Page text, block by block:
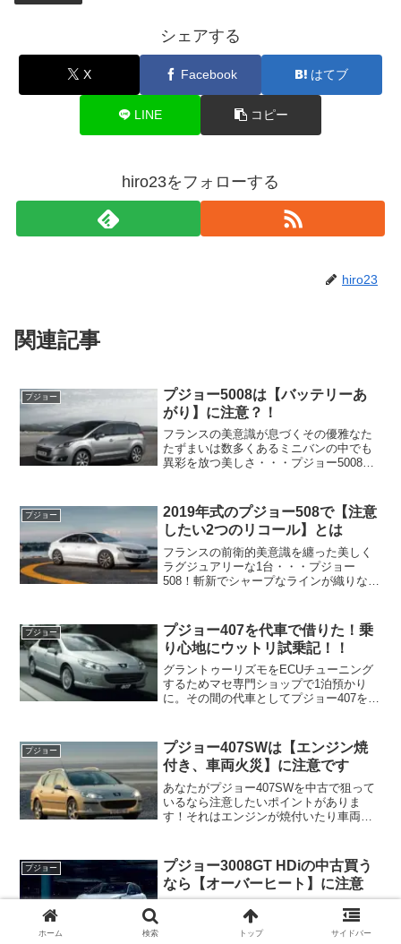
シェアする
X Facebook はてブ
LINE コピー
hiro23をフォローする
hiro23
関連記事
プジョー
プジョー5008は【バッテリーあ
がり】に注意？！
フランスの美意識が息づくその優雅なた
たずまいは数多くあるミニバンの中でも
異彩を放つ美しさ・・・プジョー5008！
ー5008を中古で狙っているなら注意した
いポイントがあり...
プジョー
2019年式のプジョー508で【注意
したい2つのリコール】とは
フランスの前衛的美意識を纏った美しく
ラグジュアリーな1台・・・プジョー
508！斬新でシャープなラインが織りなす
らかな浮遊感のあるその乗り心地の良さ
と小径のステアリングが...
プジョー
プジョー407を代車で借りた！乗
り心地にウットリ試乗記！！
グラントゥーリズモをECUチューニング
するためマセ専門ショップで1泊預かり
に。その間の代車としてプジョー407を借
と思います！ (adsbygoogle ...
プジョー
プジョー407SWは【エンジン焼
付き、車両火災】に注意です
あなたがプジョー407SWを中古で狙って
いるなら注意したいポイントがありま
す！それはエンジンが焼付いたり車両火
プジョー
プジョー3008GT HDiの中古買う
なら【オーバーヒート】に注意
その存在は、もはやアート・・・美しく
洗練されたオーラを放つラグジュアリー
なSUV・・・プジョー3008！その外観の
ホーム 検索 トップ サイドバー